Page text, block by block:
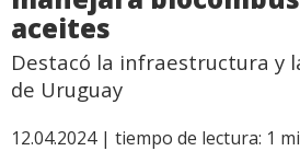
aceites
Destacó la infraestructura y
de Uruguay
12.04.2024 | tiempo de lectura: 1